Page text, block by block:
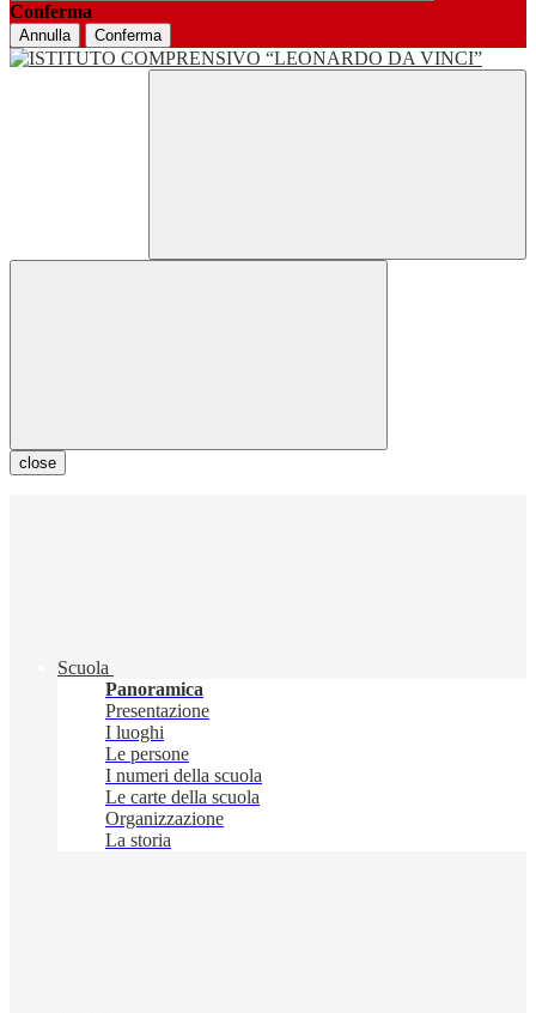
Conferma
Annulla Conferma
close
Scuola
Panoramica
Presentazione
I luoghi
Le persone
I numeri della scuola
Le carte della scuola
Organizzazione
La storia